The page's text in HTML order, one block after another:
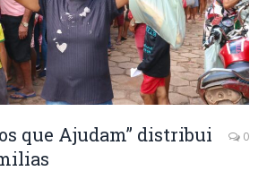
que Ajudam” distribui
0